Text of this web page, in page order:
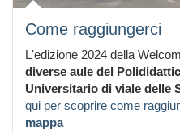
Come raggiungerci
L'edizione 2024 della
diverse aule del
Universitario di viale delle
qui per scoprire come
mappa